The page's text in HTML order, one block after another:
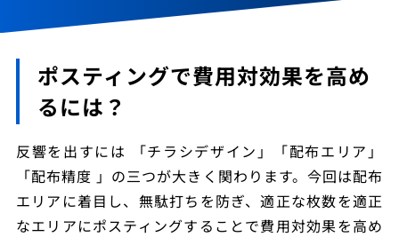
ポスティングで費用対効果を高め
るには？
反響を出すには 「チラシデザイン」「配布エリア」
「配布精度 」の三つが大きく関わります。今回は配布
エリアに着目し、無駄打ちを防ぎ、適正な枚数を適正
なエリアにポスティングすることで費用対効果を高め